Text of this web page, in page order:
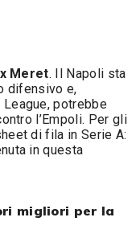
Meret. Il Napoli sta
difensivo e,
League, potrebbe
l’Empoli. Per gli
di fila in Serie A:
in questa
migliori per la